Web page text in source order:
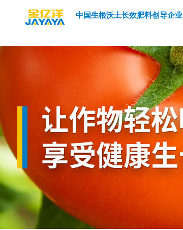
中国生根沃土长效肥料创导企业
氨基酸叶面肥的具体作用？你知道吗